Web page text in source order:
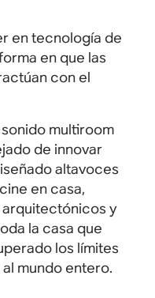
en tecnología de
en que las
con el
multiroom
de innovar
altavoces
en casa,
y
la casa que
los límites
mundo entero.